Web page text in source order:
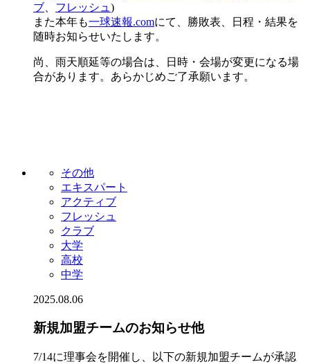
ブ、 フレッシュ)
また本年も一球速報.comにて、勝敗表、日程・結果を
随時お知らせいたします。
尚、雨天順延等の場合は、日時・会場が変更になる場
合があります。あらかじめご了承願います。
その他
エキスパート
アクティブ
フレッシュ
クラブ
大学
高校
中学
2025.08.06
新規加盟チームのお知らせ他
7/14に理事会を開催し、以下の新規加盟チームが承認